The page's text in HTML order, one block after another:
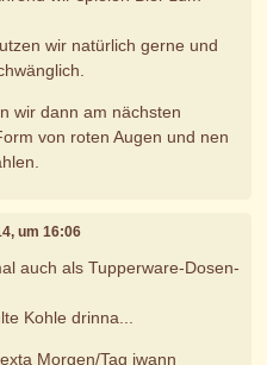
wir natürlich gerne und
wir dann am nächsten
von roten Augen und nen
um 16:06
auch als Tupperware-Dosen-
Kohle drinna...
Morgen/Tag iwann